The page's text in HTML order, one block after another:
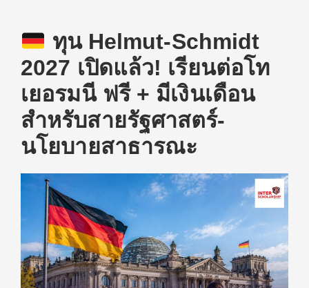
ทุน Helmut-Schmidt
2027 เปิดแล้ว! เรียนต่อโท
เยอรมนี ฟรี + มีเงินเดือน
สำหรับสายรัฐศาสตร์-
นโยบายสาธารณะ